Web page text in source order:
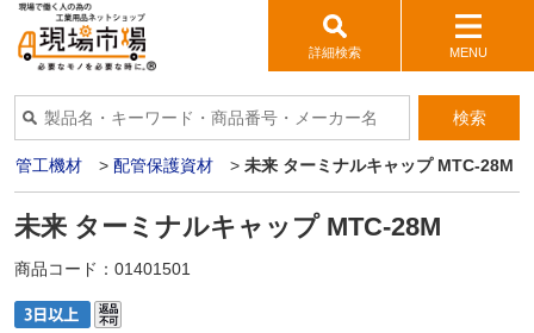
詳細検索 MENU
検索
管工機材 > 配管保護資材 > 未来 ターミナルキャップ MTC-28M
未来 ターミナルキャップ MTC-28M
商品コード： 01401501